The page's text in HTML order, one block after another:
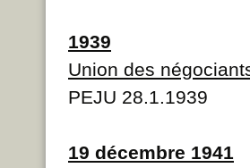
1939
Union des
PEJU 28.1.1939
19 décembre 1941